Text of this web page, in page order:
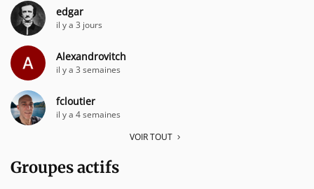
edgar
il y a 3 jours
Alexandrovitch
il y a 3 semaines
fcloutier
il y a 4 semaines
VOIR TOUT
Groupes actifs